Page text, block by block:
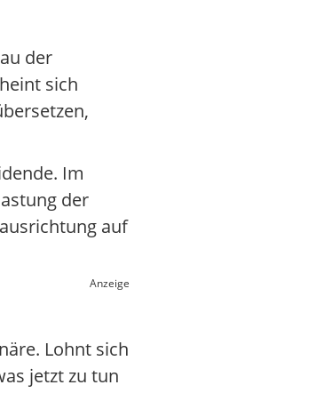
der
sich
Im
der
auf
Anzeige
Lohnt sich
jetzt zu tun